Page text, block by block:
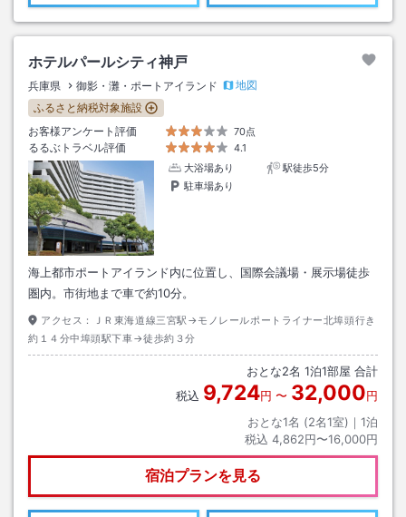
ホテルパールシティ神戸
兵庫県 御影・灘・ポートアイランド
地図
ふるさと納税対象施設
お客様アンケート評価
70点
るるぶトラベル評価
4.1
大浴場あり
駅徒歩5分
駐車場あり
海上都市ポートアイランド内に位置し、国際会議場・展示場徒歩
圏内。市街地まで車で約10分。
アクセス：
ＪＲ東海道線三宮駅→モノレールポートライナー北埠頭行き
約１４分中埠頭駅下車→徒歩約３分
おとな2名 1泊1部屋 合計
税込 9,724円 〜 32,000円
おとな1名 (2名1室)｜ 1泊
税込 4,862円〜16,000円
宿泊プランを見る